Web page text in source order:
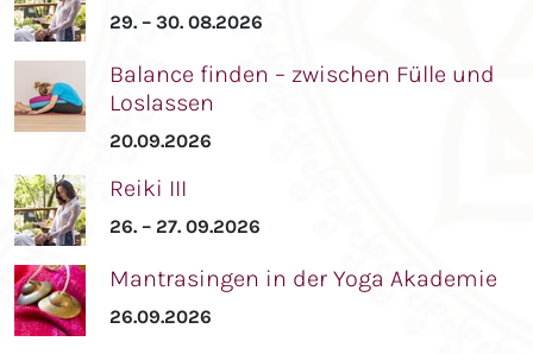
29. – 30. 08.2026
Balance finden – zwischen Fülle und
Loslassen
20.09.2026
Reiki III
26. – 27. 09.2026
Mantrasingen in der Yoga Akademie
26.09.2026